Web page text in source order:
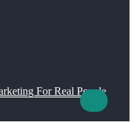
For Real People